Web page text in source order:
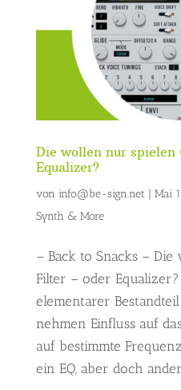
Die wollen nur
Equalizer?
von info@be-sign.net| Mai
Synth & More
– Back to Snacks –
Filter – oder
elementarer
nehmen Einfluss auf
auf bestimmte
ein EQ, aber doch